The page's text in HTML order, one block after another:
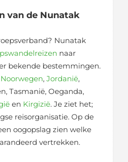
van de Nunatak
Nunatak
naar
bekende bestemmingen.
Noorwegen, Jordanië,
Tasmanië, Oeganda,
en Kirgizië. Je ziet het;
reisorganisatie. Op de
oogopslag zien welke
vertrekken.